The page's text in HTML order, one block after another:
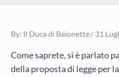
By: Il Duca di Baionette Posted
31
Come saprete, si è parlato
della proposta di legge per